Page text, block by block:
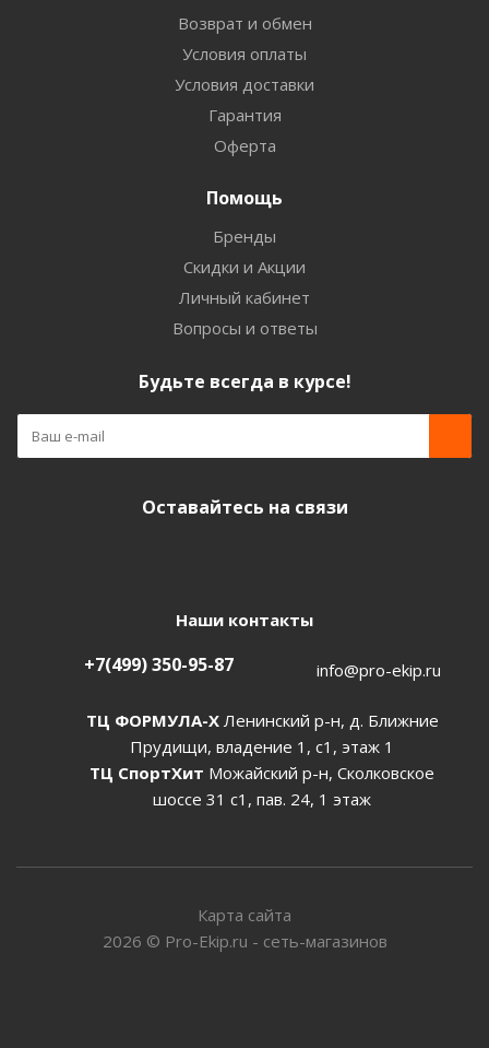
Возврат и обмен
Условия оплаты
Условия доставки
Гарантия
Оферта
Помощь
Бренды
Скидки и Акции
Личный кабинет
Вопросы и ответы
Будьте всегда в курсе!
Оставайтесь на связи
Наши контакты
+7(499) 350-95-87 info@pro-ekip.ru
ТЦ ФОРМУЛА-ХЛенинский р-н, д. Ближние
Прудищи, владение 1, с1, этаж 1
ТЦ СпортХит Можайский р-н, Сколковское
шоссе 31 с1, пав. 24, 1 этаж
Карта сайта
2026 © Pro-Ekip.ru - сеть-магазинов